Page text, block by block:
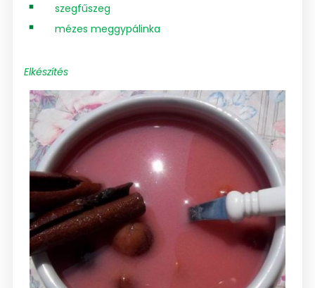
szegfűszeg
mézes meggypálinka
Elkészítés